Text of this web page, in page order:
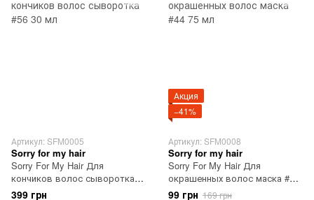
Артикул: SFM0005
Sorry for my hair
Sorry For My Hair Для
кончиков волос сыворотка
#56 30 мл
399 грн
Акция
−41%
Артикул: SFM0008
Sorry for my hair
Sorry For My Hair Для
окрашенных волос маска #44
75 мл
99 грн 169 грн